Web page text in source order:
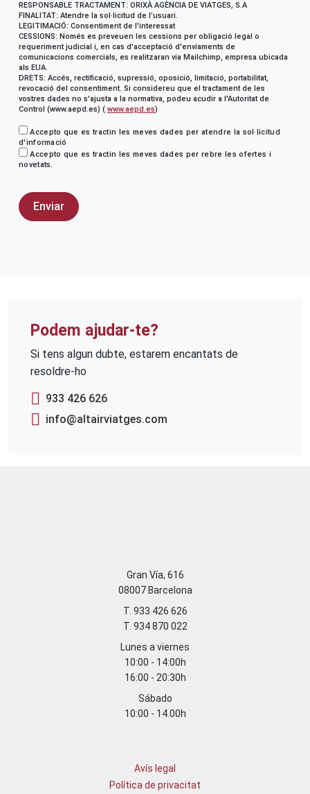
RESPONSABLE TRACTAMENT: ORIXÀ AGÈNCIA DE VIATGES, S.A
FINALITAT: Atendre la sol·licitud de l’usuari.
LEGITIMACIÓ: Consentiment de l'interessat
CESSIONS: Només es preveuen les cessions per obligació legal o
requeriment judicial i, en cas d'acceptació d'enviaments de
comunicacions comercials, es realitzaran via Mailchimp, empresa ubicada
als EUA.
DRETS: Accés, rectificació, supressió, oposició, limitació, portabilitat,
revocació del consentiment. Si considereu que el tractament de les
vostres dades no s'ajusta a la normativa, podeu acudir a l'Autoritat de
Control (www.aepd.es) ( www.aepd.es)
Accepto que es tractin les meves dades per atendre la sol·licitud
d'informació
Accepto que es tractin les meves dades per rebre les ofertes i
novetats.
Podem ajudar-te?
Si tens algun dubte, estarem encantats de
resoldre-ho
933 426 626
info@altairviatges.com
Gran Vía, 616
08007 Barcelona
T. 933 426 626
T. 934 870 022
Lunes a viernes
10:00 - 14:00h
16:00 - 20:30h
Sábado
10:00 - 14.00h
Avís legal
Política de privacitat